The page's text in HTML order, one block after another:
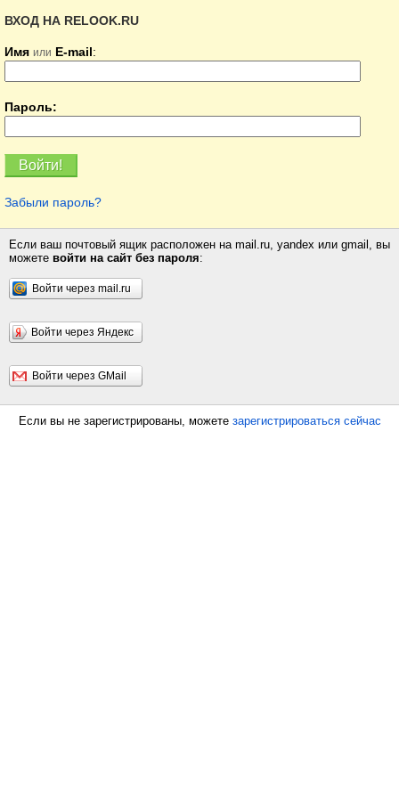
ВХОД НА RELOOK.RU
Имя или E-mail:
Пароль:
Забыли пароль?
Если ваш почтовый ящик расположен на mail.ru, yandex или gmail, вы
можете войти на сайт без пароля:
Войти через mail.ru
Войти через Яндекс
Войти через GMail
Если вы не зарегистрированы, можете зарегистрироваться сейчас